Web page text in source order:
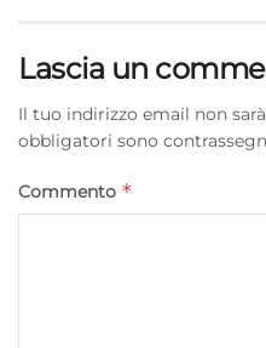
Lascia un
Il tuo indirizzo email non
obbligatori sono
Commento *